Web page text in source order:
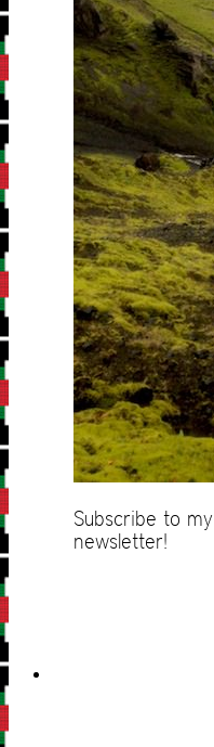
Subscribe to my
newsletter!